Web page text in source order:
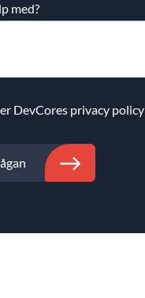
med?
DevCores privacy policy